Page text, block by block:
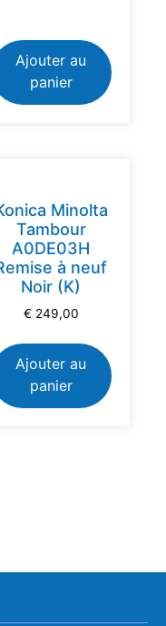
Ajouter au
panier
Minolta
Tambour
A0DE03H
à neuf
Noir (K)
€ 249,00
Ajouter au
panier